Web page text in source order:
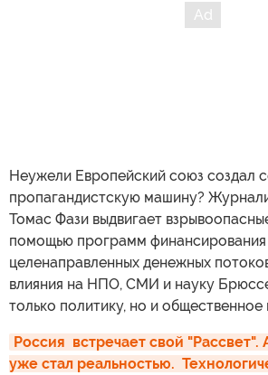
Неужели Европейский союз создал
пропагандистскую машину?
Томас Фази выдвигает
помощью программ
целенаправленных денежных
влияния на НПО, СМИ и науку
только политику, но и общественное
Россия  встречает свой "Рассвет".
уже стал реальностью.